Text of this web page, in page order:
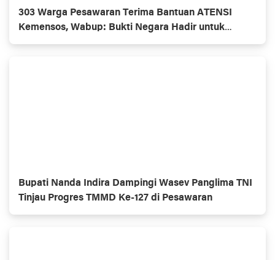
303 Warga Pesawaran Terima Bantuan ATENSI
Kemensos, Wabup: Bukti Negara Hadir untuk
Masyarakat
Bupati Nanda Indira Dampingi Wasev Panglima TNI
Tinjau Progres TMMD Ke-127 di Pesawaran